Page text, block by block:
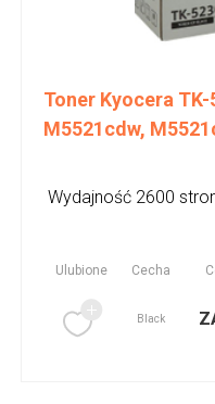
Toner Kyocera TK-
M5521cdw,
Wydajność 2600
Ulubione Cecha
Black